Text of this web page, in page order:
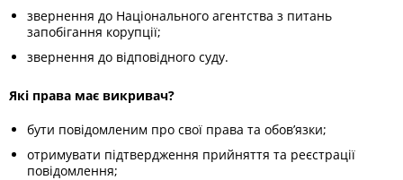
звернення до Національного агентства з питань
запобігання корупції;
звернення до відповідного суду.
Які права має викривач?
бути повідомленим про свої права та обов’язки;
отримувати підтвердження прийняття та реєстрації
повідомлення;